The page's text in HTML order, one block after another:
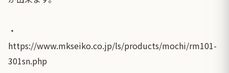
・
https://www.mkseiko.co.jp/ls/products/mochi/rm101-
301sn.php